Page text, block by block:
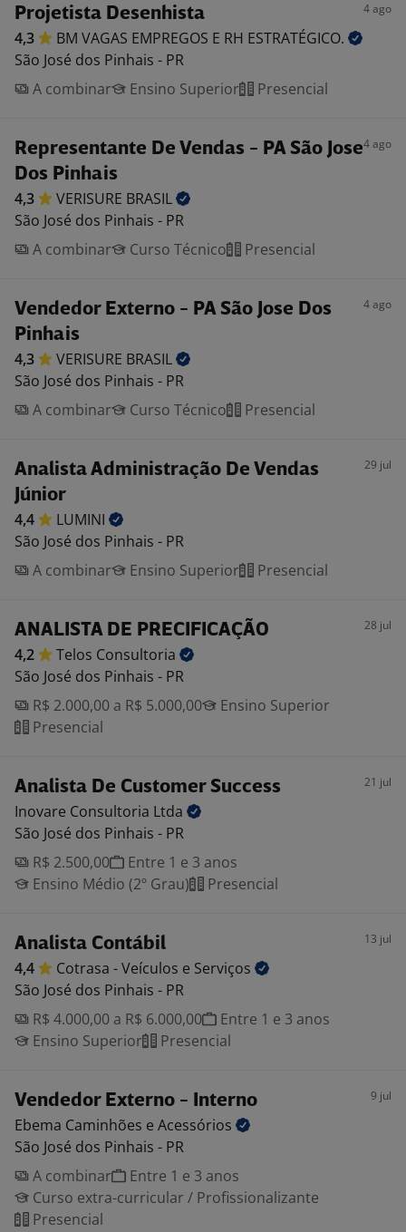
Projetista Desenhista 4 ago
4,3 BM VAGAS EMPREGOS E RH ESTRATÉGICO.
São José dos Pinhais - PR
A combinar
Ensino Superior Presencial
Representante De Vendas - PA São Jose
Dos Pinhais
4 ago
4,3 VERISURE BRASIL
São José dos Pinhais - PR
A combinar
Curso Técnico Presencial
Vendedor Externo - PA São Jose Dos
Pinhais
4 ago
4,3 VERISURE BRASIL
São José dos Pinhais - PR
A combinar
Curso Técnico Presencial
Analista Administração De Vendas
Júnior
29 jul
4,4
LUMINI
São José dos Pinhais - PR
A combinar
Ensino Superior Presencial
ANALISTA DE PRECIFICAÇÃO 28 jul
4,2 Telos Consultoria
São José dos Pinhais - PR
R$ 2.000,00 a R$ 5.000,00
Ensino Superior
Presencial
Analista De Customer Success 21 jul
Inovare Consultoria Ltda
São José dos Pinhais - PR
R$ 2.500,00
Entre 1 e 3 anos
Ensino Médio (2º Grau)
Presencial
Analista Contábil 13 jul
4,4 Cotrasa - Veículos e Serviços
São José dos Pinhais - PR
R$ 4.000,00 a R$ 6.000,00
Entre 1 e 3 anos
Ensino Superior
Presencial
Vendedor Externo - Interno 9 jul
Ebema Caminhões e Acessórios
São José dos Pinhais - PR
A combinar
Entre 1 e 3 anos
Curso extra-curricular / Profissionalizante
Presencial